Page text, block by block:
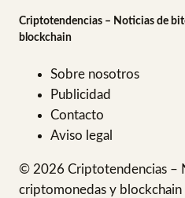
Criptotendencias – Noticias de
blockchain
Sobre nosotros
Publicidad
Contacto
Aviso legal
© 2026 Criptotendencias –
criptomonedas y